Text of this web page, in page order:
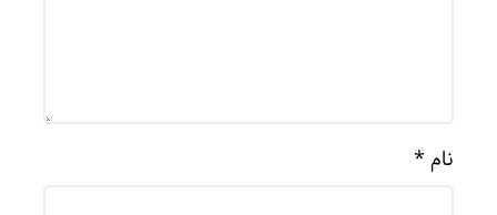
نام *